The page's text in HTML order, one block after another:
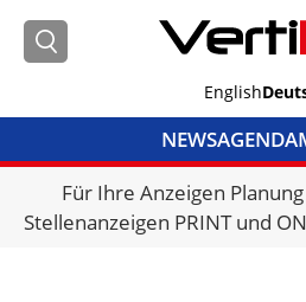
English
NEWSAGENDA
Für Ihre Anzeigen
Stellenanzeigen PRINT und